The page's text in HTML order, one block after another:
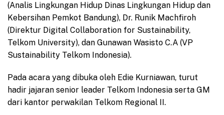
(Analis Lingkungan Hidup Dinas Lingkungan Hidup dan
Kebersihan Pemkot Bandung), Dr. Runik Machfiroh
(Direktur Digital Collaboration for Sustainability,
Telkom University), dan Gunawan Wasisto C.A (VP
Sustainability Telkom Indonesia).
Pada acara yang dibuka oleh Edie Kurniawan, turut
hadir jajaran senior leader Telkom Indonesia serta GM
dari kantor perwakilan Telkom Regional II.